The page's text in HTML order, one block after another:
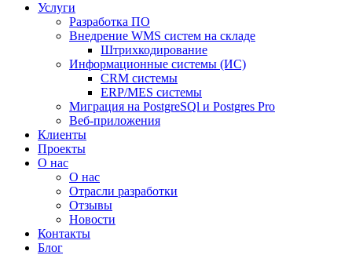
Услуги
Разработка ПО
Внедрение WMS систем на складе
Штрихкодирование
Информационные системы (ИС)
CRM системы
ERP/MES системы
Миграция на PostgreSQl и Postgres Pro
Веб-приложения
Клиенты
Проекты
О нас
О нас
Отрасли разработки
Отзывы
Новости
Контакты
Блог